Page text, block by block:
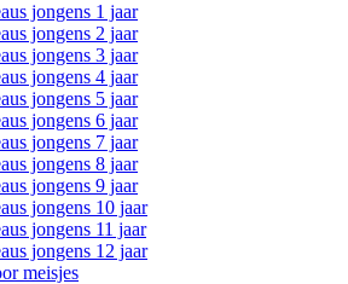
jongens 1 jaar
jongens 2 jaar
jongens 3 jaar
jongens 4 jaar
jongens 5 jaar
jongens 6 jaar
jongens 7 jaar
jongens 8 jaar
jongens 9 jaar
jongens 10 jaar
jongens 11 jaar
jongens 12 jaar
meisjes